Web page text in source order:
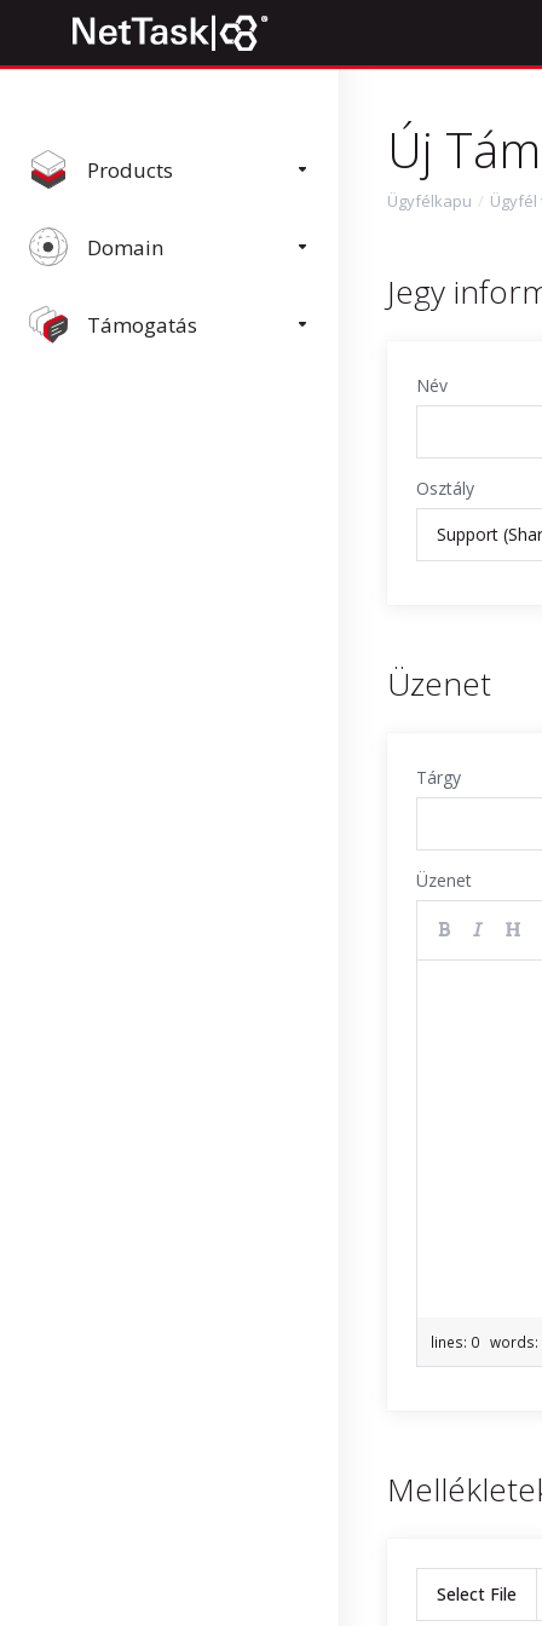
Products
Domain
Támogatás
Új
Ügyfélkapu
Jegy
Név
Osztály
Üzenet
Tárgy
Üzenet
lines: 0 words:
Select File